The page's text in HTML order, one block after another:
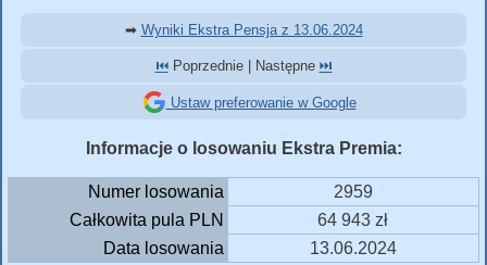
➡ Wyniki Ekstra Pensja z 13.06.2024
⏮️Poprzednie | Następne ⏭️
Ustaw preferowanie w Google
Informacje o losowaniu Ekstra Premia:
Numer losowania
2959
Całkowita pula PLN
64 943 zł
Data losowania
13.06.2024